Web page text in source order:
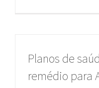
Planos de
remédio para